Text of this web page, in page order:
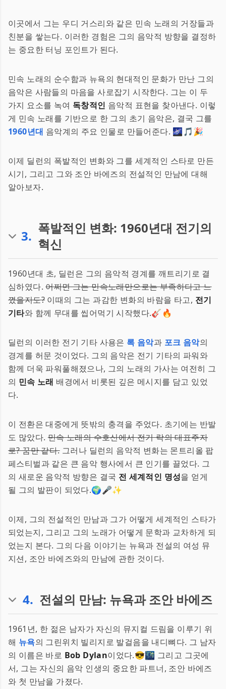
이곳에서 그는 우디 거스리와 같은 민속 노래의 거장들과
친분을 쌓는다. 이러한 경험은 그의 음악적 방향을 결정하
는 중요한 터닝 포인트가 된다.
민속 노래의 순수함과 뉴욕의 현대적인 문화가 만난 그의
음악은 사람들의 마음을 사로잡기 시작한다. 그는 이 두
가지 요소를 녹여 독창적인 음악적 표현을 찾아낸다. 이렇
게 민속 노래를 기반으로 한 그의 초기 음악은, 결국 그를
1960년대 음악계의 주요 인물로 만들어준다. 🌌🎵🎉
이제 딜런의 폭발적인 변화와 그를 세계적인 스타로 만든
시기, 그리고 그와 조안 바에즈의 전설적인 만남에 대해
알아보자.
3. 폭발적인 변화: 1960년대 전기의
혁신
1960년대 초, 딜런은 그의 음악적 경계를 깨트리기로 결
심하였다.어쩌면 그는 민속노래만으로는 부족하다고 느
꼈을지도? 이때의 그는 과감한 변화의 바람을 타고, 전기
기타와 함께 무대를 씹어먹기 시작했다.🎸🔥
딜런의 이러한 전기 기타 사용은 록 음악과 포크 음악의
경계를 허문 것이었다. 그의 음악은 전기 기타의 파워와
함께 더욱 파워풀해졌으나, 그의 노래의 가사는 여전히 그
의 민속 노래 배경에서 비롯된 깊은 메시지를 담고 있었
다.
이 전환은 대중에게 뜻밖의 충격을 주었다. 초기에는 반발
도 많았다.민속 노래의 수호신에서 전기 락의 대표주자
로? 꿈만 같다.그러나 딜런의 음악적 변화는 몬트리올 팝
페스티벌과 같은 큰 음악 행사에서 큰 인기를 끌었다. 그
의 새로운 음악적 방향은 결국 전 세계적인 명성을 얻게
될 그의 발판이 되었다.🌍🎤✨
이제, 그의 전설적인 만남과 그가 어떻게 세계적인 스타가
되었는지, 그리고 그의 노래가 어떻게 문학과 교차하게 되
었는지 본다. 그의 다음 이야기는 뉴욕과 전설의 여성 뮤
지션, 조안 바에즈와의 만남에 관한 것이다.
4. 전설의 만남: 뉴욕과 조안 바에즈
1961년, 한 젊은 남자가 자신의 뮤지컬 드림을 이루기 위
해 뉴욕의 그린위치 빌리지로 발걸음을 내디뼈다. 그 남자
의 이름은 바로 Bob Dylan이었다.😎🌃 그리고 그곳에
서, 그는 자신의 음악 인생의 중요한 파트너, 조안 바에즈
와 첫 만남을 가졌다.